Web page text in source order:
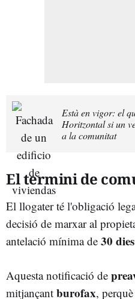
Està en vigor: el
Horitzontal si un
a la comunitat
El termini de
El llogater té l'obligació
decisió de marxar al
antelació mínima de 30 dies
Aquesta notificació de
mitjançant burofax,